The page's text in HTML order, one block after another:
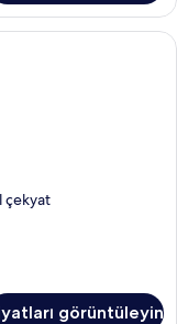
yatak takımı, kuştüyü
çekyat
görüntüleyin